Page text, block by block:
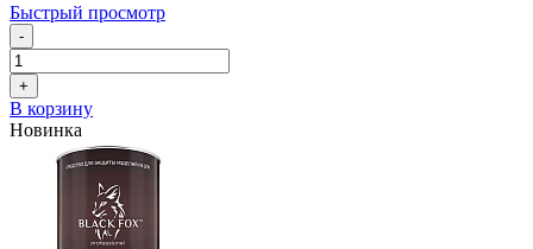
Быстрый просмотр
-
+
В корзину
Новинка